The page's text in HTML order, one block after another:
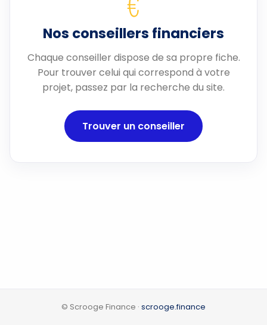
€
Nos conseillers financiers
Chaque conseiller dispose de sa propre fiche.
Pour trouver celui qui correspond à votre
projet, passez par la recherche du site.
Trouver un conseiller
© Scrooge Finance · scrooge.finance